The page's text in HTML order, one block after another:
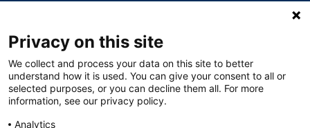
Ämnesområden
Privacy on this site
We collect and process your data on this site to better
understand how it is used. You can give your consent to all or
selected purposes, or you can decline them all. For more
information, see our privacy policy.
Analytics